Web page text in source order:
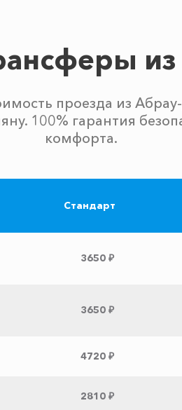
проезда из
100% гарантия
комфорта.
Стандарт
3650 ₽
3650 ₽
4720 ₽
2810 ₽